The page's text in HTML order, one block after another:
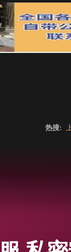
热搜: